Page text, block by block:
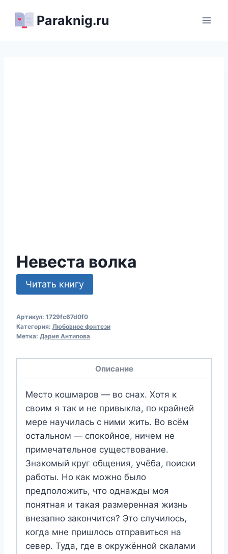
Paraknig.ru
Невеста волка
Читать книгу
Артикул: 1729fc67d0f0
Категория: Любовное фэнтези
Метка: Дария Антипова
Описание
Место кошмаров — во снах. Хотя к
своим я так и не привыкла, по крайней
мере научилась с ними жить. Во всём
остальном — спокойное, ничем не
примечательное существование.
Знакомый круг общения, учёба, поиски
работы. Но как можно было
предположить, что однажды моя
понятная и такая размеренная жизнь
внезапно закончится? Это случилось,
когда мне пришлось отправиться на
север. Туда, где в окружённой скалами